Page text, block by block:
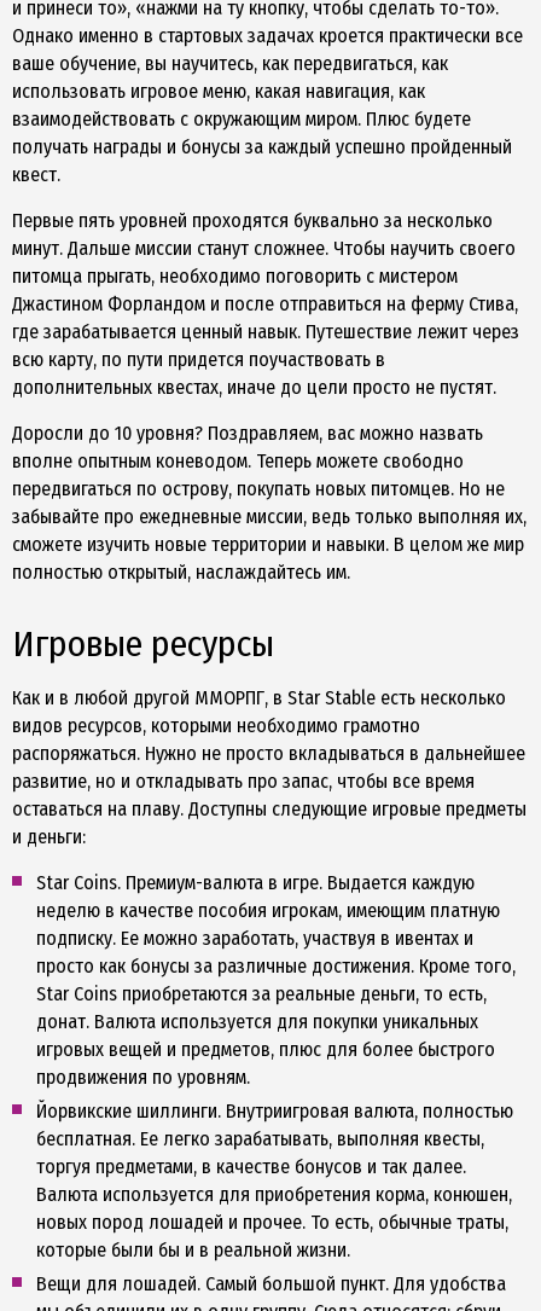
и принеси то», «нажми на ту кнопку, чтобы сделать то-то».
Однако именно в стартовых задачах кроется практически все
ваше обучение, вы научитесь, как передвигаться, как
использовать игровое меню, какая навигация, как
взаимодействовать с окружающим миром. Плюс будете
получать награды и бонусы за каждый успешно пройденный
квест.
Первые пять уровней проходятся буквально за несколько
минут. Дальше миссии станут сложнее. Чтобы научить своего
питомца прыгать, необходимо поговорить с мистером
Джастином Форландом и после отправиться на ферму Стива,
где зарабатывается ценный навык. Путешествие лежит через
всю карту, по пути придется поучаствовать в
дополнительных квестах, иначе до цели просто не пустят.
Доросли до 10 уровня? Поздравляем, вас можно назвать
вполне опытным коневодом. Теперь можете свободно
передвигаться по острову, покупать новых питомцев. Но не
забывайте про ежедневные миссии, ведь только выполняя их,
сможете изучить новые территории и навыки. В целом же мир
полностью открытый, наслаждайтесь им.
Игровые ресурсы
Как и в любой другой ММОРПГ, в Star Stable есть несколько
видов ресурсов, которыми необходимо грамотно
распоряжаться. Нужно не просто вкладываться в дальнейшее
развитие, но и откладывать про запас, чтобы все время
оставаться на плаву. Доступны следующие игровые предметы
и деньги:
Star Coins. Премиум-валюта в игре. Выдается каждую
неделю в качестве пособия игрокам, имеющим платную
подписку. Ее можно заработать, участвуя в ивентах и
просто как бонусы за различные достижения. Кроме того,
Star Coins приобретаются за реальные деньги, то есть,
донат. Валюта используется для покупки уникальных
игровых вещей и предметов, плюс для более быстрого
продвижения по уровням.
Йорвикские шиллинги. Внутриигровая валюта, полностью
бесплатная. Ее легко зарабатывать, выполняя квесты,
торгуя предметами, в качестве бонусов и так далее.
Валюта используется для приобретения корма, конюшен,
новых пород лошадей и прочее. То есть, обычные траты,
которые были бы и в реальной жизни.
Вещи для лошадей. Самый большой пункт. Для удобства